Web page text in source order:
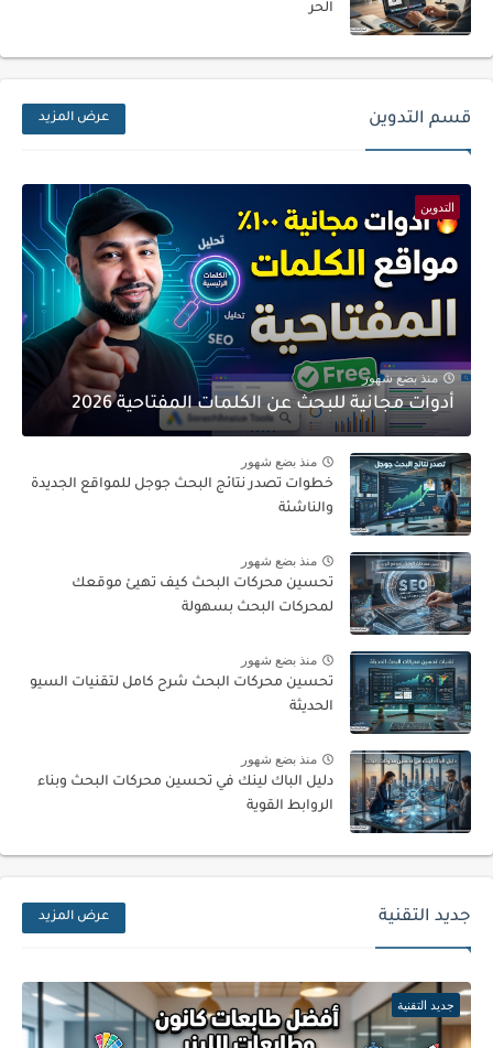
الحر
قسم التدوين عرض المزيد
التدوين
منذ بضع شهور
أدوات مجانية للبحث عن الكلمات المفتاحية 2026
منذ بضع شهور
خطوات تصدر نتائج البحث جوجل للمواقع الجديدة
والناشئة
منذ بضع شهور
تحسين محركات البحث كيف تهيئ موقعك
لمحركات البحث بسهولة
منذ بضع شهور
تحسين محركات البحث شرح كامل لتقنيات السيو
الحديثة
منذ بضع شهور
دليل الباك لينك في تحسين محركات البحث وبناء
الروابط القوية
جديد التقنية عرض المزيد
جديد التقنية